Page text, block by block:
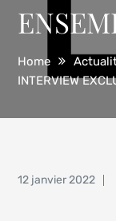
Home
INTERVIEW
Posted
12 janvier 2022